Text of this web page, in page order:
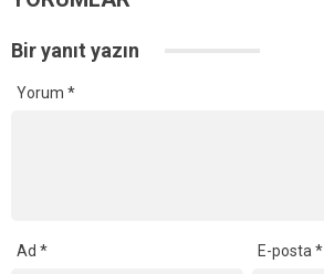
Bir yanıt yazın
Yorum *
Ad * E-posta*